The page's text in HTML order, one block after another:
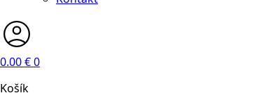
0.00€0
Košík